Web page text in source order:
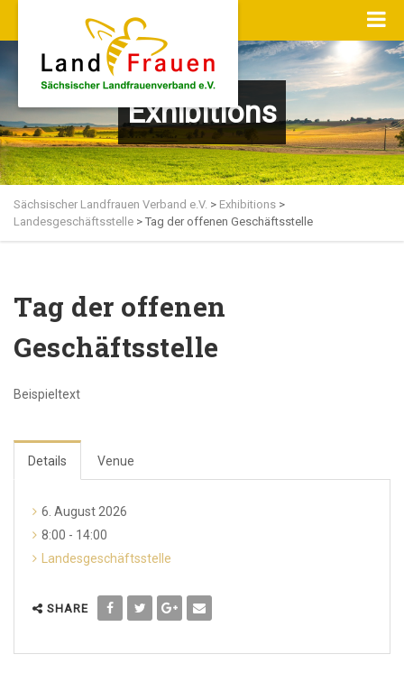
Exhibitions
Sächsischer Landfrauen Verband e.V. > Exhibitions >
Landesgeschäftsstelle > Tag der offenen Geschäftsstelle
Tag der offenen
Geschäftsstelle
Beispieltext
Details Venue
6. August 2026
8:00 - 14:00
Landesgeschäftsstelle
SHARE